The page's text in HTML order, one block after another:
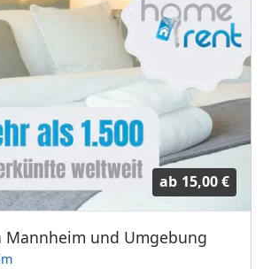
ab 15,00 €
Mannheim und Umgebung